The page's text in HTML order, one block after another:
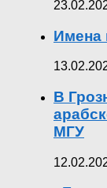
Имена
В
МГУ